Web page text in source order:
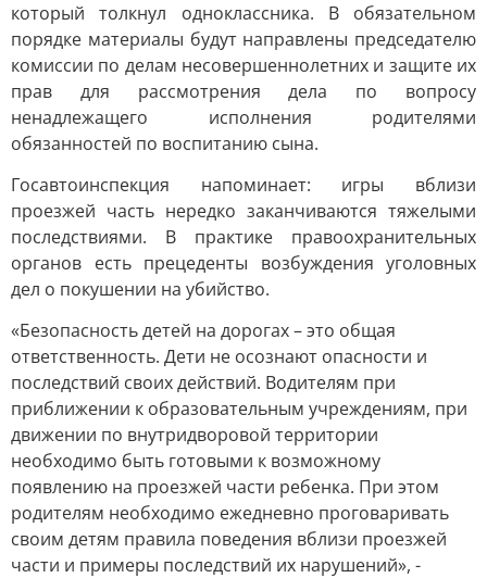
который толкнул одноклассника. В обязательном
порядке материалы будут направлены председателю
комиссии по делам несовершеннолетних и защите их
прав для рассмотрения дела по вопросу
ненадлежащего исполнения родителями
обязанностей по воспитанию сына.
Госавтоинспекция напоминает: игры вблизи
проезжей часть нередко заканчиваются тяжелыми
последствиями. В практике правоохранительных
органов есть прецеденты возбуждения уголовных
дел о покушении на убийство.
«Безопасность детей на дорогах – это общая
ответственность. Дети не осознают опасности и
последствий своих действий. Водителям при
приближении к образовательным учреждениям, при
движении по внутридворовой территории
необходимо быть готовыми к возможному
появлению на проезжей части ребенка. При этом
родителям необходимо ежедневно проговаривать
своим детям правила поведения вблизи проезжей
части и примеры последствий их нарушений», -